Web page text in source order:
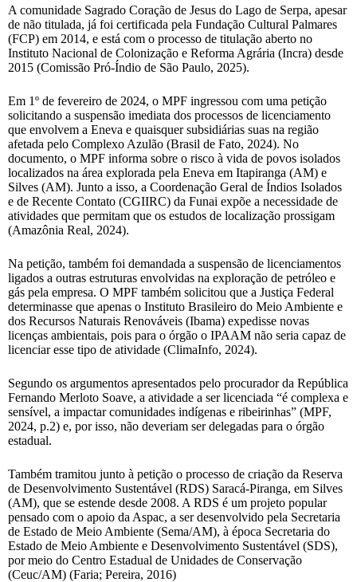
A comunidade Sagrado Coração de Jesus do Lago de Serpa, apesar
de não titulada, já foi certificada pela Fundação Cultural Palmares
(FCP) em 2014, e está com o processo de titulação aberto no
Instituto Nacional de Colonização e Reforma Agrária (Incra) desde
2015 (Comissão Pró-Índio de São Paulo, 2025).
Em 1º de fevereiro de 2024, o MPF ingressou com uma petição
solicitando a suspensão imediata dos processos de licenciamento
que envolvem a Eneva e quaisquer subsidiárias suas na região
afetada pelo Complexo Azulão (Brasil de Fato, 2024). No
documento, o MPF informa sobre o risco à vida de povos isolados
localizados na área explorada pela Eneva em Itapiranga (AM) e
Silves (AM). Junto a isso, a Coordenação Geral de Índios Isolados
e de Recente Contato (CGIIRC) da Funai expõe a necessidade de
atividades que permitam que os estudos de localização prossigam
(Amazônia Real, 2024).
Na petição, também foi demandada a suspensão de licenciamentos
ligados a outras estruturas envolvidas na exploração de petróleo e
gás pela empresa. O MPF também solicitou que a Justiça Federal
determinasse que apenas o Instituto Brasileiro do Meio Ambiente e
dos Recursos Naturais Renováveis (Ibama) expedisse novas
licenças ambientais, pois para o órgão o IPAAM não seria capaz de
licenciar esse tipo de atividade (ClimaInfo, 2024).
Segundo os argumentos apresentados pelo procurador da República
Fernando Merloto Soave, a atividade a ser licenciada “é complexa e
sensível, a impactar comunidades indígenas e ribeirinhas” (MPF,
2024, p.2) e, por isso, não deveriam ser delegadas para o órgão
estadual.
Também tramitou junto à petição o processo de criação da Reserva
de Desenvolvimento Sustentável (RDS) Saracá-Piranga, em Silves
(AM), que se estende desde 2008. A RDS é um projeto popular
pensado com o apoio da Aspac, a ser desenvolvido pela Secretaria
de Estado de Meio Ambiente (Sema/AM), à época Secretaria do
Estado de Meio Ambiente e Desenvolvimento Sustentável (SDS),
por meio do Centro Estadual de Unidades de Conservação
(Ceuc/AM) (Faria; Pereira, 2016)